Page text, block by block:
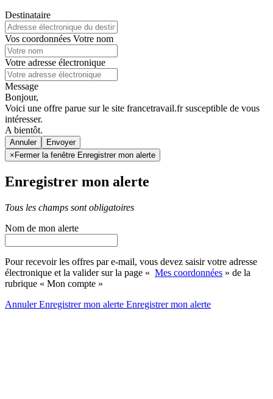
Destinataire
Vos coordonnées Votre nom
Votre adresse électronique
Message
Bonjour,
Voici une offre parue sur le site francetravail.fr susceptible de vous
intéresser.
A bientôt.
Annuler
× Fermer la fenêtre Enregistrer mon alerte
Enregistrer mon alerte
Tous les champs sont obligatoires
Nom de mon alerte
Pour recevoir les offres par e-mail, vous devez saisir votre adresse
électronique et la valider sur la page « Mes coordonnées » de la
rubrique « Mon compte »
AnnulerEnregistrer mon alerte Enregistrermon alerte